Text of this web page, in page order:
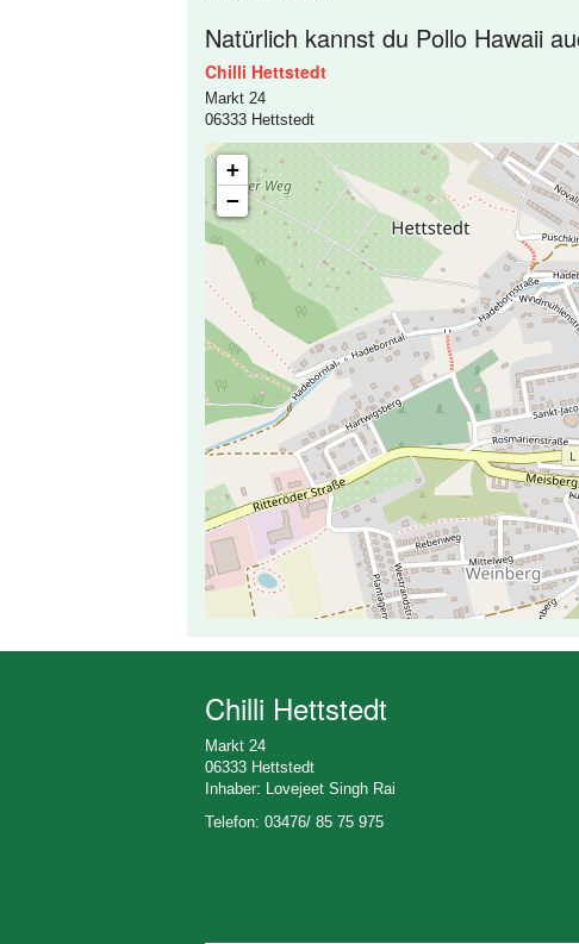
Natürlich kannst du Pollo Hawaii
Chilli Hettstedt
Markt 24
06333 Hettstedt
+
−
Chilli Hettstedt
Markt 24
06333 Hettstedt
Inhaber: Lovejeet Singh Rai
Telefon: 03476/ 85 75 975